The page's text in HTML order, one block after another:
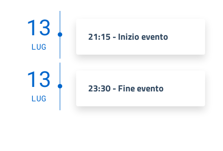
13
LUG
21:15 - Inizio evento
13
LUG
23:30 - Fine evento